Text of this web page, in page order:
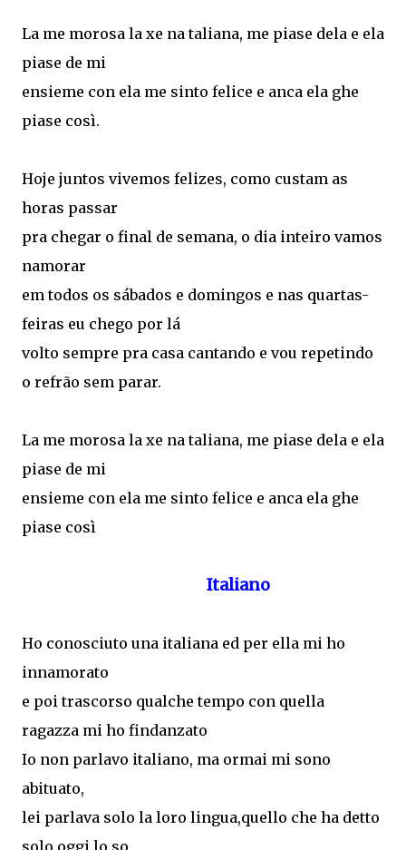
La me morosa la xe na taliana, me piase dela e ela
piase de mi
ensieme con ela me sinto felice e anca ela ghe
piase così.
Hoje juntos vivemos felizes, como custam as
horas passar
pra chegar o final de semana, o dia inteiro vamos
namorar
em todos os sábados e domingos e nas quartas-
feiras eu chego por lá
volto sempre pra casa cantando e vou repetindo
o refrão sem parar.
La me morosa la xe na taliana, me piase dela e ela
piase de mi
ensieme con ela me sinto felice e anca ela ghe
piase così
Italiano
Ho conosciuto una italiana ed per ella mi ho
innamorato
e poi trascorso qualche tempo con quella
ragazza mi ho findanzato
Io non parlavo italiano, ma ormai mi sono
abituato,
lei parlava solo la loro lingua,quello che ha detto
solo oggi lo so.